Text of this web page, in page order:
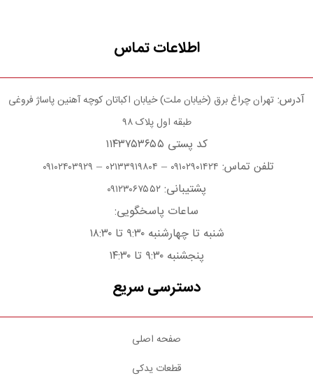
اطلاعات تماس
آدرس: تهران چراغ برق (خیابان ملت) خیابان اکباتان کوچه آهنین پاساژ فروغی
طبقه اول پلاک ۹۸
کد پستی ۱۱۴۳۷۵۳۶۵۵
تلفن تماس: ۰۹۱۰۲۹۰۱۴۲۴ – ۰۲۱۳۳۹۱۹۸۰۴ – ۰۹۱۰۲۴۰۳۹۲۹
پشتیبانی: ۰۹۱۲۳۰۶۷۵۵۲
ساعات پاسخگویی:
شنبه تا چهارشنبه ۹:۳۰ تا ۱۸:۳۰
پنجشنبه ۹:۳۰ تا ۱۴:۳۰
دسترسی سریع
صفحه اصلی
قطعات یدکی